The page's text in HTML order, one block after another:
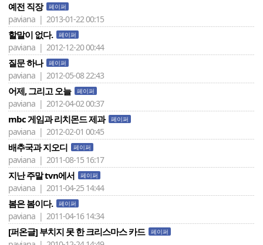
예전 직장 페이퍼
paviana | 2013-01-22 00:15
할말이 없다. 페이퍼
paviana | 2012-12-20 00:44
질문 하나 페이퍼
paviana | 2012-05-08 22:43
어제, 그리고 오늘 페이퍼
paviana | 2012-04-02 00:37
mbc 게임과 리치몬드 제과 페이퍼
paviana | 2012-02-01 00:45
배추국과 지오디 페이퍼
paviana | 2011-08-15 16:17
지난 주말 tvn에서 페이퍼
paviana | 2011-04-25 14:44
봄은 봄이다. 페이퍼
paviana | 2011-04-16 14:34
[퍼온글] 부치지 못 한 크리스마스 카드 페이퍼